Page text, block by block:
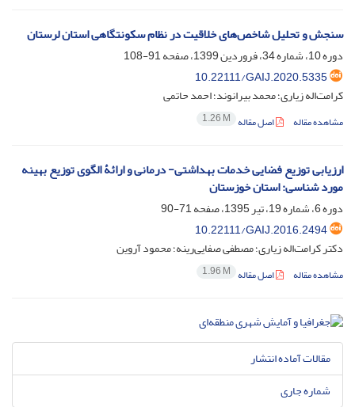
سنجش و تحلیل شاخص‌‌های خلاقیت در نظام سکونتگاهی استان لرستان
دوره 10، شماره 34، فروردین 1399، صفحه
91-108
10.22111/GAIJ.2020.5335
کرامت‌‌اله زیاری؛ محمد بیرانوند؛ احمد حاتمی
مشاهده مقاله اصل مقاله 1.26 M
ارزیابی توزیع فضایی خدمات بهداشتی- درمانی و ارائۀ الگوی توزیع بهینه
مورد شناسی: استان خوزستان
دوره 6، شماره 19، تیر 1395، صفحه
71-90
10.22111/GAIJ.2016.2494
دکتر کرامت‌اله زیاری؛ مصطفی صفایی‌رینه؛ محمود آروین
مشاهده مقاله اصل مقاله 1.96 M
مقالات آماده انتشار
شماره جاری